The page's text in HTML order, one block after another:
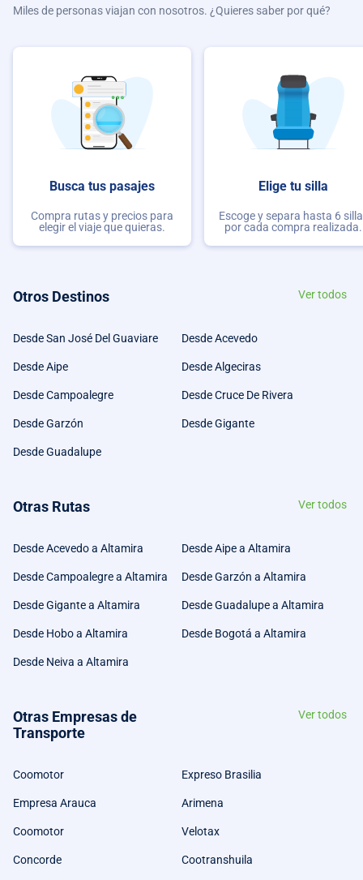
Miles de personas viajan con nosotros. ¿Quieres saber por qué?
Busca tus pasajes
Compra rutas y precios para
elegir el viaje que quieras.
Elige tu silla
Escoge y separa hasta 6
por cada compra realizada.
Otros Destinos Ver todos
Desde San José Del Guaviare Desde Acevedo
Desde Aipe Desde Algeciras
Desde Campoalegre Desde Cruce De Rivera
Desde Garzón Desde Gigante
Desde Guadalupe
Otras Rutas Ver todos
Desde Acevedo a Altamira Desde Aipe a Altamira
Desde Campoalegre a Altamira Desde Garzón a Altamira
Desde Gigante a Altamira Desde Guadalupe a Altamira
Desde Hobo a Altamira Desde Bogotá a Altamira
Desde Neiva a Altamira
Otras Empresas de
Transporte
Ver todos
Coomotor Expreso Brasilia
Empresa Arauca Arimena
Coomotor Velotax
Concorde Cootranshuila